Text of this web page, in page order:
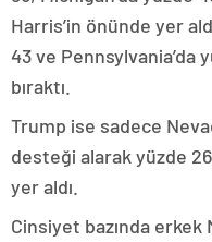
Harris’in önünde yer
43 ve Pennsylvania’da
bıraktı.
Trump ise sadece
desteği alarak yüzde
yer aldı.
Cinsiyet bazında